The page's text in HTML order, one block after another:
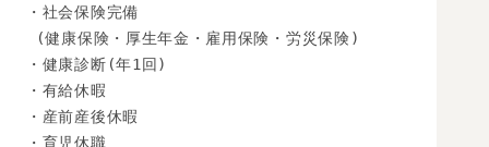
・社会保険完備
(健康保険・厚生年金・雇用保険・労災保険)
・健康診断(年1回)
・有給休暇
・産前産後休暇
・育児休職